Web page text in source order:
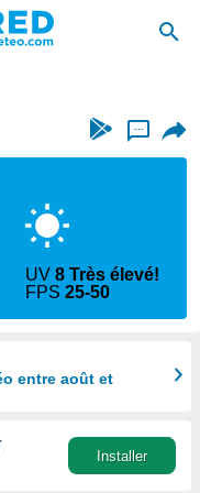
...
UV8 Très élevé!
FPS25-50
entre août et
Installer